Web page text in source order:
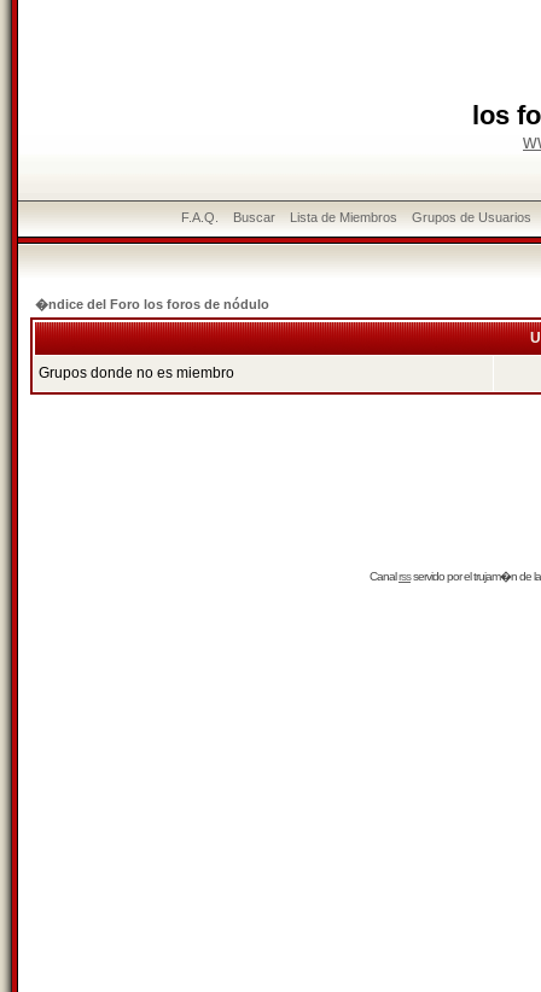
los
F.A.Q. Buscar Lista de Miembros Grupos de Usuarios
�ndice del Foro los foros de nódulo
Grupos donde no es miembro
Canalrssservido por eltrujam�nde